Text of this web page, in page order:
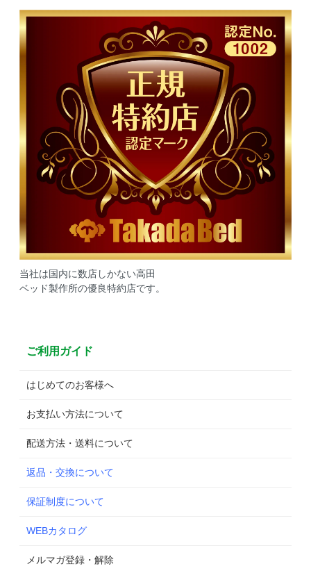
当社は国内に数店しかない高田
ベッド製作所の優良特約店です。
ご利用ガイド
はじめてのお客様へ
お支払い方法について
配送方法・送料について
返品・交換について
保証制度について
WEBカタログ
メルマガ登録・解除